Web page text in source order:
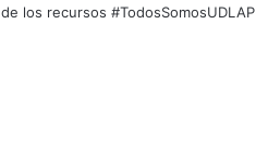
los recursos #TodosSomosUDLAP